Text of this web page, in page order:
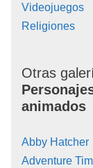
Videojuegos
Religiones
Otras
animados
Abby Hatcher
Adventure